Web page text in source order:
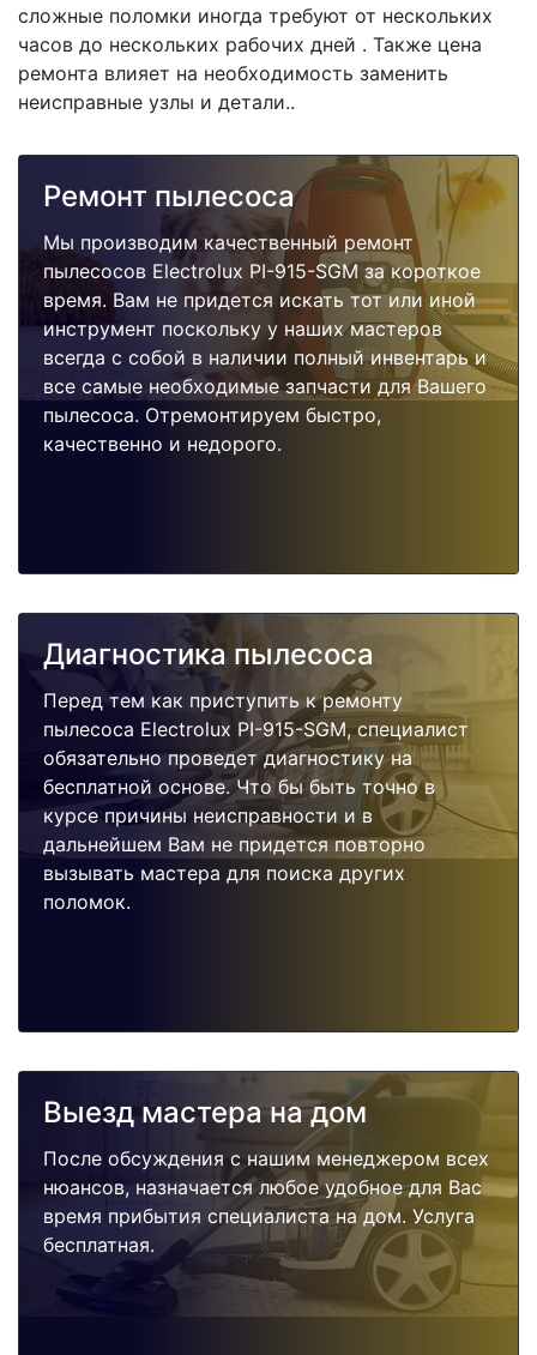
сложные поломки иногда требуют от нескольких
часов до нескольких рабочих дней . Также цена
ремонта влияет на необходимость заменить
неисправные узлы и детали..
Ремонт пылесоса
Мы производим качественный ремонт
пылесосов Electrolux PI-915-SGM за короткое
время. Вам не придется искать тот или иной
инструмент поскольку у наших мастеров
всегда с собой в наличии полный инвентарь и
все самые необходимые запчасти для Вашего
пылесоса. Отремонтируем быстро,
качественно и недорого.
Диагностика пылесоса
Перед тем как приступить к ремонту
пылесоса Electrolux PI-915-SGM, специалист
обязательно проведет диагностику на
бесплатной основе. Что бы быть точно в
курсе причины неисправности и в
дальнейшем Вам не придется повторно
вызывать мастера для поиска других
поломок.
Выезд мастера на дом
После обсуждения с нашим менеджером всех
нюансов, назначается любое удобное для Вас
время прибытия специалиста на дом. Услуга
бесплатная.